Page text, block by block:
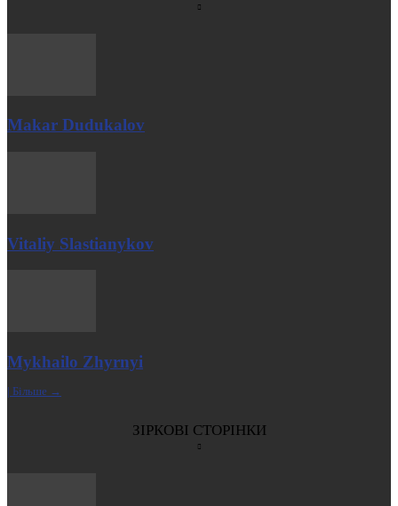
Makar Dudukalov
Vitaliy Slastianykov
Mykhailo Zhyrnyi
| Більше →
ЗІРКОВІ СТОРІНКИ